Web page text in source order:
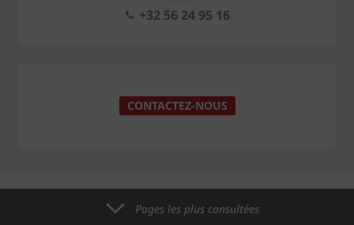
+32 56 24 95 16
CONTACTEZ-NOUS
Pages les plus consultées